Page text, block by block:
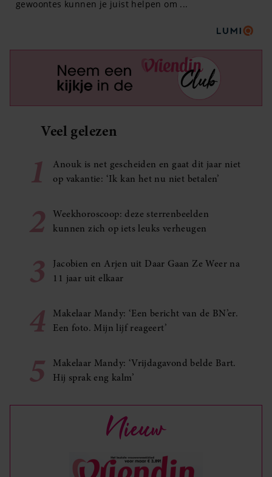
Veel gelezen
1
Anouk is net gescheiden en gaat dit jaar niet
op vakantie: ‘Ik kan het nu niet betalen’
2
Weekhoroscoop: deze sterrenbeelden
kunnen zich op iets leuks verheugen
3
Jacobien en Arjen uit Daar Gaan Ze Weer na
11 jaar uit elkaar
4
Makelaar Mandy: ‘Een bericht van de BN’er.
Een foto. Mijn lijf reageert’
5
Makelaar Mandy: ‘Vrijdagavond belde Bart.
Hij sprak eng kalm’
Nieuw